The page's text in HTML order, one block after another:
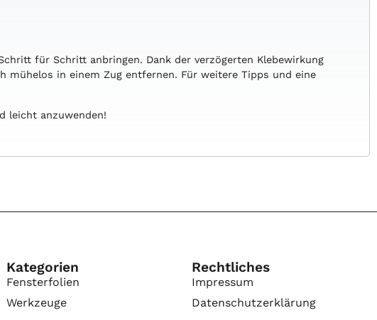
für Schritt anbringen. Dank der verzögerten Klebewirkung
mühelos in einem Zug entfernen. Für weitere Tipps und eine
leicht anzuwenden!
Kategorien
Fensterfolien
Werkzeuge
Rechtliches
Impressum
Datenschutzerklärung